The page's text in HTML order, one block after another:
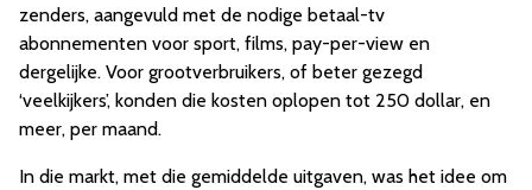
zenders, aangevuld met de nodige betaal-tv
abonnementen voor sport, films, pay-per-view en
dergelijke. Voor grootverbruikers, of beter gezegd
‘veelkijkers’, konden die kosten oplopen tot 250 dollar, en
meer, per maand.
In die markt, met die gemiddelde uitgaven, was het idee om